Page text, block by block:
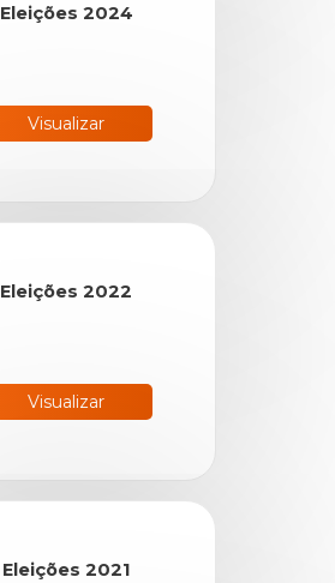
Eleições 2024
Visualizar
Eleições 2022
Visualizar
Eleições 2021